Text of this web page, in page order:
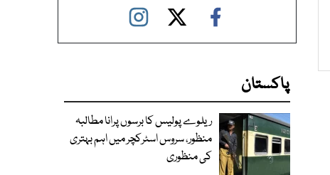
پاکستان
ریلوے پولیس کا برسوں پرانا مطالبہ
منظور، سروس اسٹرکچر میں اہم بہتری
کی منظوری